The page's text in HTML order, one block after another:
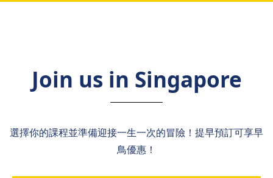
Join us in Singapore
選擇你的課程並準備迎接一生一次的冒險！提早預訂可享早
鳥優惠！